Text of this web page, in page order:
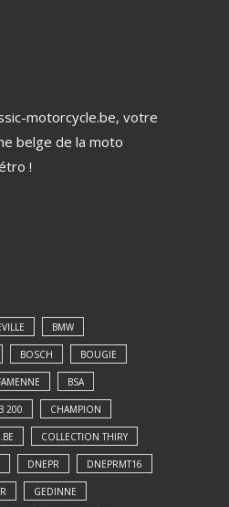
motorcycle.be, votre
belge de la moto
!
BMW
BOSCH BOUGIE
BSA
200 CHAMPION
COLLECTION THIRY
DNEPR DNEPRMT16
GEDINNE